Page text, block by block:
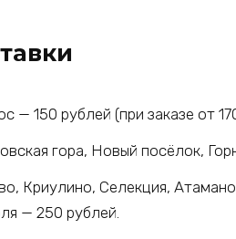
— 150 рублей (при заказе от
гора, Новый посёлок,
Криулино, Селекция,
— 250 рублей.